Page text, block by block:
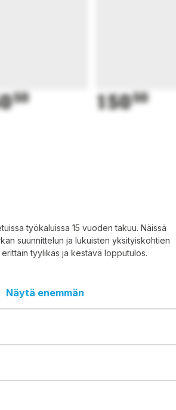
50 15050
työkaluissa 15 vuoden takuu. Näissä
suunnittelun ja lukuisten yksityiskohtien
tyylikäs ja kestävä lopputulos.
Näytä enemmän